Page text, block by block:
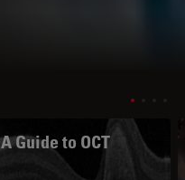
A Guide to OCT